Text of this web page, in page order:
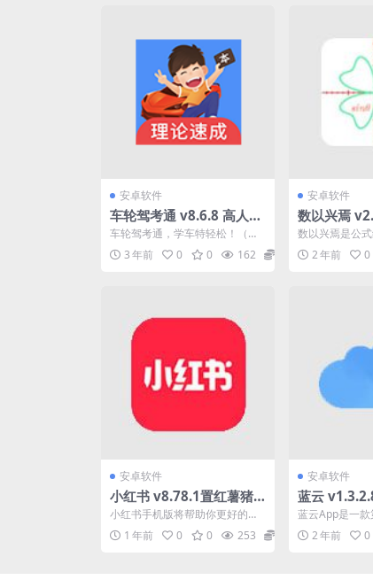
安卓软件
车轮驾考通 v8.6.8 高人气
互联网综合驾照考试学车
软件，解锁高级版
车轮驾考通，学车特轻松！（原
名 车轮考驾照）驾校、教练、学
员，老司机都极力推荐下...
3 年前 0 0 162
安卓软件
数以兴焉
辑器和函数
集基础数学
数以兴焉是公
像绘制为本软
汇集基础数学
2 年前 0
安卓软件
小红书 v8.78.1置红薯猪
手模块
小红书手机版将帮助你更好的实
现各类生活分享服务，支持海外
购物功能，还能进行互动交...
1 年前 0 0 253
安卓软件
蓝云
三方客户端
传、生成二
蓝云App是一
卓客户端软件
件，分享链接
2 年前 0